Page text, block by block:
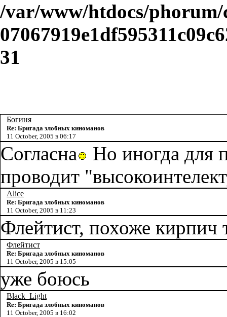
/var/www/htdocs/
31
Богиня
Re: Бригада злобных киноманов
11 October, 2005 в 06:17
Согласна
Но иногда для
проводит
Alice
Re: Бригада злобных киноманов
11 October, 2005 в 11:23
Флейтист, похоже кирпич
Флейтист
Re: Бригада злобных киноманов
11 October, 2005 в 15:05
уже боюсь
Black_Light
Re: Бригада злобных киноманов
11 October, 2005 в 16:02